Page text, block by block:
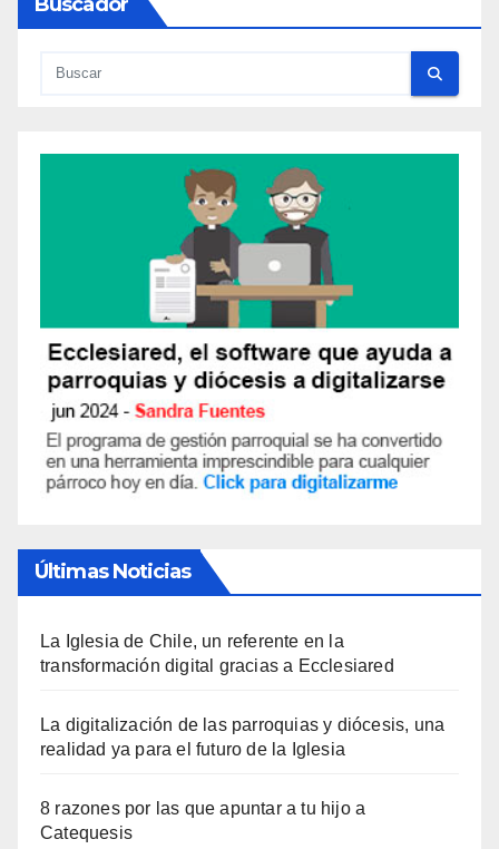
Últimas Noticias
La Iglesia de Chile, un referente en la
transformación digital gracias a Ecclesiared
La digitalización de las parroquias y diócesis, una
realidad ya para el futuro de la Iglesia
8 razones por las que apuntar a tu hijo a
Catequesis